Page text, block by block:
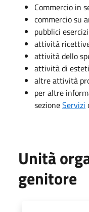
Commercio in
commercio su
pubblici esercizi
attività
attività dello
attività di
altre attività
per altre
sezioneServizi
Unità
genitore